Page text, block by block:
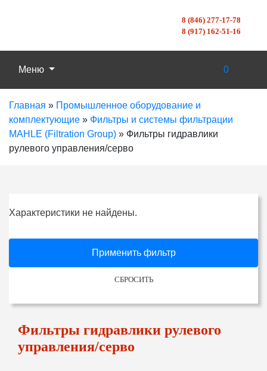
8 (846) 277-17-78
8 (917) 162-51-16
Меню 0
Главная » Промышленное оборудование и
комплектующие » Фильтры и системы фильтрации
MAHLE (Filtration Group) » Фильтры гидравлики
рулевого управления/серво
Характеристики не найдены.
Применить фильтр
СБРОСИТЬ
Фильтры гидравлики рулевого
управления/серво